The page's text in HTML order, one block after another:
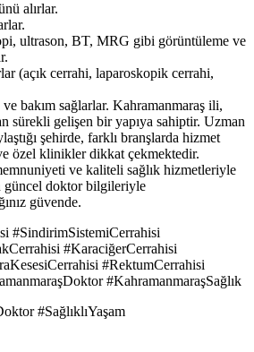
alırlar.
ultrason, BT, MRG gibi görüntüleme ve
(açık cerrahi, laparoskopik cerrahi,
bakım sağlarlar. Kahramanmaraş ili,
sürekli gelişen bir yapıya sahiptir. Uzman
şehirde, farklı branşlarda hizmet
özel klinikler dikkat çekmektedir.
ve kaliteli sağlık hizmetleriyle
güncel doktor bilgileriyle
güvende.
#SindirimSistemiCerrahisi
#KaraciğerCerrahisi
#RektumCerrahisi
#KahramanmaraşSağlık
#SağlıklıYaşam